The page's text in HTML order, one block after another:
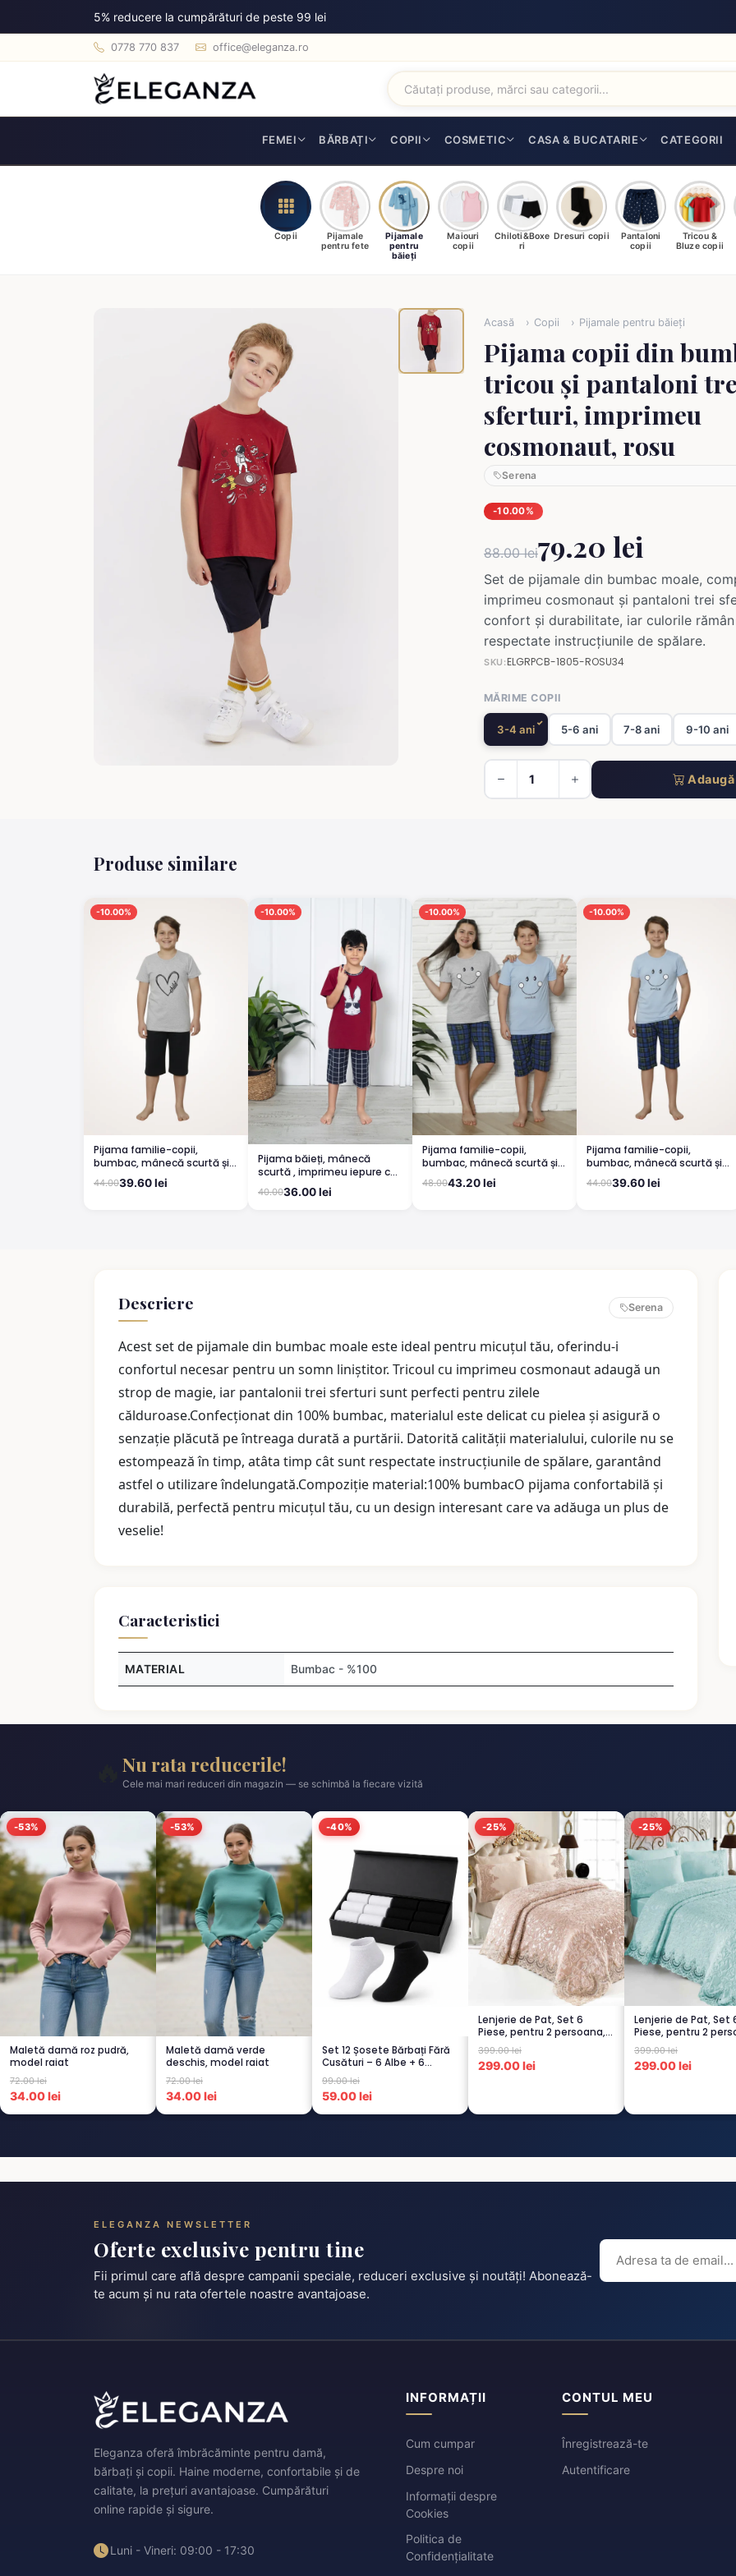
5% reducere la cumpărături de peste 99 lei
0778 770 837 office@eleganza.ro
FEMEI BĂRBAȚI COPII COSMETIC CASA & BUCATARIE CATEGORII
Copii
Pijamale
pentru fete
Pijamale
pentru
băieți
Maiouri
copii
Chiloti&Boxe
ri
Dresuri copii
Pantaloni
copii
Tricou &
Bluze copii
Acasă Copii Pijamale pentru băieți
Pijama copii din
tricou și pantaloni
sferturi, imprimeu
cosmonaut, rosu
Serena
-10.00%
88.00 lei79.20 lei
Set de pijamale din bumbac moale,
imprimeu cosmonaut și pantaloni trei
confort și durabilitate, iar culorile
respectate instrucțiunile de spălare.
SKU:ELGRPCB-1805-ROSU34
MĂRIME COPII
3-4 ani 5-6 ani 7-8 ani 9-10 ani
Produse similare
-10.00%
Pijama familie-copii,
bumbac, mânecă scurtă și
pantaloni 3/4, roz pudrat
44.0039.60 lei
-10.00%
Pijama băieți, mânecă
scurtă , imprimeu iepure cu
ochelari, rosu
40.0036.00 lei
-10.00%
Pijama familie-copii,
bumbac, mânecă scurtă și
pantaloni 3/4, gri
48.0043.20 lei
-10.00%
Pijama familie-copii,
bumbac, mânecă scurtă și
pantaloni 3/4, albastru
44.0039.60 lei
Descriere Serena
Acest set de pijamale din bumbac moale este ideal pentru micuțul tău, oferindu-i
confortul necesar pentru un somn liniștitor. Tricoul cu imprimeu cosmonaut adaugă un
strop de magie, iar pantalonii trei sferturi sunt perfecti pentru zilele
călduroase.Confecționat din 100% bumbac, materialul este delicat cu pielea și asigură o
senzație plăcută pe întreaga durată a purtării. Datorită calității materialului, culorile nu se
estompează în timp, atâta timp cât sunt respectate instrucțiunile de spălare, garantând
astfel o utilizare îndelungată.Compoziție material:100% bumbacO pijama confortabilă și
durabilă, perfectă pentru micuțul tău, cu un design interesant care va adăuga un plus de
veselie!
Caracteristici
MATERIAL Bumbac - %100
Nu rata reducerile!
Cele mai mari reduceri din magazin — se schimbă la fiecare vizită
-53%
Maletă damă roz pudră,
model raiat
72.00 lei
34.00 lei
-53%
Maletă damă verde
deschis, model raiat
72.00 lei
34.00 lei
-40%
Set 12 Șosete Bărbați Fără
Cusături – 6 Albe + 6
Negre...
99.00 lei
59.00 lei
-25%
Lenjerie de Pat, Set 6
Piese, pentru 2 persoana,
CAPUCI...
399.00 lei
299.00 lei
-25%
Lenjerie de Pat, Set
Piese, pentru 2
TURCOA...
399.00 lei
299.00 lei
ELEGANZA NEWSLETTER
Oferte exclusive pentru tine
Fii primul care află despre campanii speciale, reduceri exclusive și noutăți! Abonează-
te acum și nu rata ofertele noastre avantajoase.
Eleganza oferă îmbrăcăminte pentru damă,
bărbați și copii. Haine moderne, confortabile și de
calitate, la prețuri avantajoase. Cumpărături
online rapide și sigure.
Luni - Vineri: 09:00 - 17:30
INFORMAȚII
Cum cumpar
Despre noi
Informații despre
Cookies
Politica de
Confidențialitate
CONTUL MEU
Înregistrează-te
Autentificare